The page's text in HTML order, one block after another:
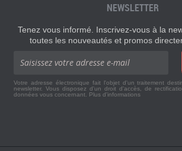
NEWSLETTER
Tenez vous informé. Inscrivez-vous à la
toutes les nouveautés et promos
Votre adresse électronique fait l'objet d'un traitement
newsletter. Vous disposez d'un droit d'accès, de
données vous concernant. Plus d'informations